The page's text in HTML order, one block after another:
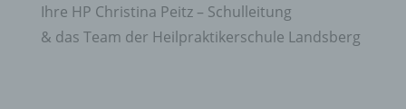
Ihre HP Christina Peitz – Schulleitung
& das Team der Heilpraktikerschule Landsberg